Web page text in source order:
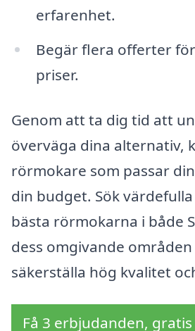
erfarenhet.
Begär flera offerter
priser.
Genom att ta dig tid att
överväga dina alternativ,
rörmokare som passar
din budget. Sök
bästa rörmokarna i både
dess omgivande
säkerställa hög kvalitet
Få 3 erbjudanden,